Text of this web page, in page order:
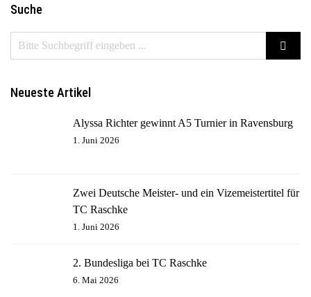
Suche
Neueste Artikel
Alyssa Richter gewinnt A5 Turnier in Ravensburg
1. Juni 2026
Zwei Deutsche Meister- und ein Vizemeistertitel für
TC Raschke
1. Juni 2026
2. Bundesliga bei TC Raschke
6. Mai 2026